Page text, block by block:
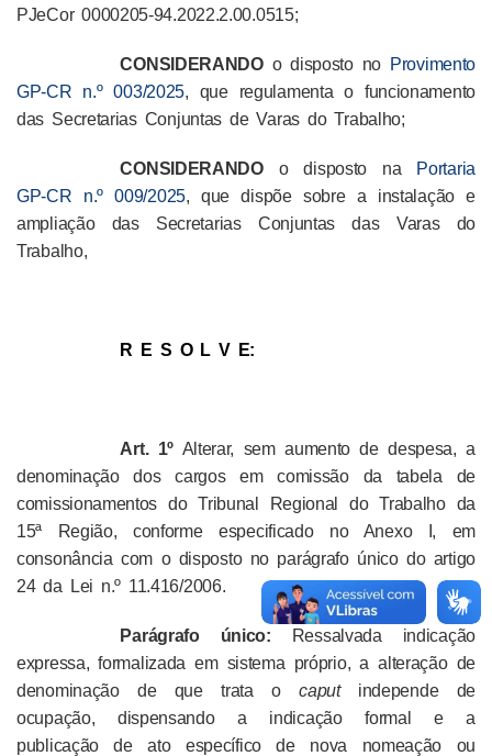
PJeCor 0000205-94.2022.2.00.0515;
CONSIDERANDOo disposto no Provimento
GP-CR n.º 003/2025, que regulamenta o funcionamento
das Secretarias Conjuntas de Varas do Trabalho;
CONSIDERANDOo disposto na Portaria
GP-CR n.º009/2025, que dispõe sobre a instalação e
ampliação das Secretarias Conjuntas das Varas do
Trabalho,
R E S O L V E:
Art. 1º Alterar, sem aumento de despesa, a
denominação dos cargos em comissão da tabela de
comissionamentos do Tribunal Regional do Trabalho da
15ª Região, conforme especificado no Anexo I, em
consonância com o disposto no parágrafo único do artigo
24 da Lei n.º 11.416/2006.
Parágrafo único:
Ressalvada indicação
expressa, formalizada em sistema próprio, a alteração de
denominação de que trata ocaputindepende de
ocupação, dispensando a indicação formal e a
publicação de ato específico de nova nomeação ou